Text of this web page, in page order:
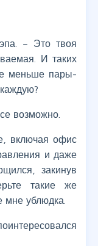
– Это твоя
И таких
меньше пары-
возможно.
включая офис
и даже
закинув
такие же
мне ублюдка.